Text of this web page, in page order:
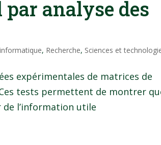
analyse des
, Recherche, Sciences et
expérimentales de matrices de
tests permettent de montrer
l’information utile